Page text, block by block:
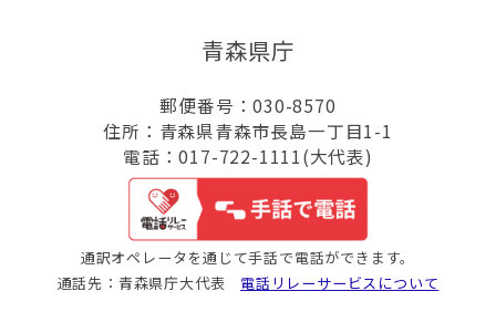
青森県庁
郵便番号：030-8570
住所：青森県青森市長島一丁目1-1
電話：017-722-1111(大代表)
通訳オペレータを通じて手話で電話ができます。
通話先：青森県庁大代表 電話リレーサービスについて